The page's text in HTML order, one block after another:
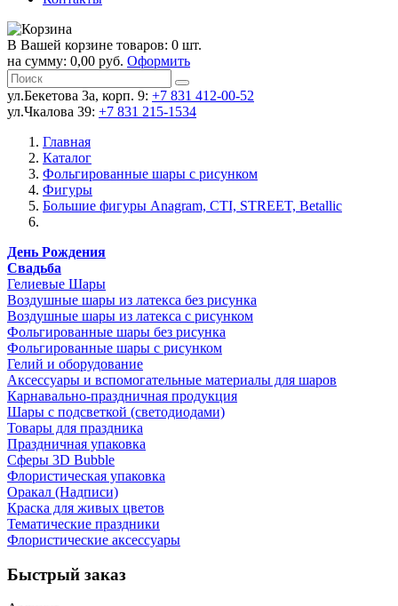
В Вашей корзине товаров: 0 шт.
на сумму: 0,00 руб. Оформить
ул.Бекетова 3а, корп. 9: +7 831 412-00-52
ул.Чкалова 39: +7 831 215-1534
Главная
Каталог
Фольгированные шары с рисунком
Фигуры
Большие фигуры Anagram, CTI, STREET, Betallic
День Рождения
Свадьба
Гелиевые Шары
Воздушные шары из латекса без рисунка
Воздушные шары из латекса с рисунком
Фольгированные шары без рисунка
Фольгированные шары с рисунком
Гелий и оборудование
Аксессуары и вспомогательные материалы для шаров
Карнавально-праздничная продукция
Шары с подсветкой (светодиодами)
Товары для праздника
Праздничная упаковка
Сферы 3D Bubble
Флористическая упаковка
Оракал (Надписи)
Краска для живых цветов
Тематические праздники
Флористические аксессуары
Быстрый заказ